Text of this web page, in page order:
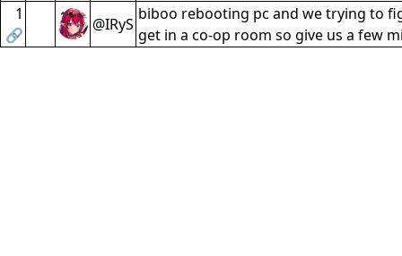
1
🔗
@IRyS
biboo rebooting pc and we trying to
get in a co-op room so give us a few